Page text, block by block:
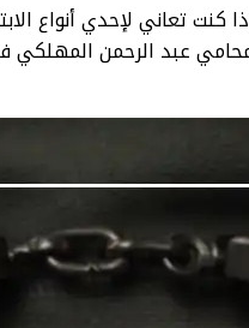
كنت تعاني لإحدي أنواع
عبد الرحمن المهلكي